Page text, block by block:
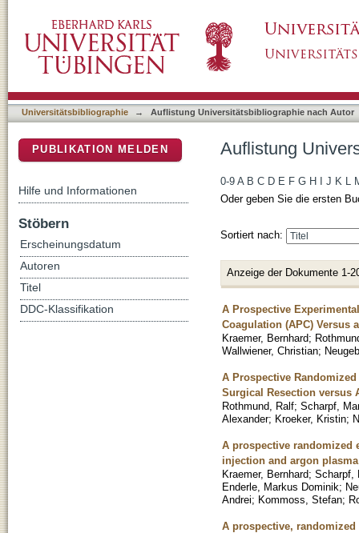
Universitätsbibliographie → Auflistung Universitätsbibliographie nach Autor
Auflistung
0-9 A B C D E F G H J K L
Oder geben Sie die ersten
Sortiert nach:
Anzeige der Dokumente 1-
A Prospective
Coagulation (APC) Versus
Kraemer, Bernhard;
Wallwiener, Christian;
A Prospective
Surgical Resection versus
Rothmund, Ralf; Scharpf,
Alexander; Kroeker, Kristin;
A prospective randomized
injection and argon
Kraemer, Bernhard; Scharpf,
Enderle, Markus Dominik;
Andrei; Kommoss, Stefan;
A prospective,
PUBLIKATION MELDEN
Hilfe und Informationen
Stöbern
Erscheinungsdatum
Autoren
Titel
DDC-Klassifikation